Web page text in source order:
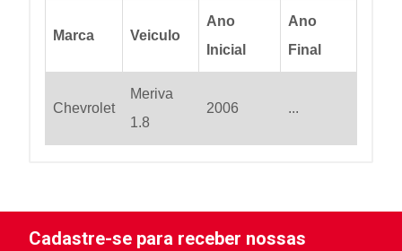
Marca Veiculo
Ano
Inicial
Ano
Final
Chevrolet
Meriva
1.8
2006 ...
Cadastre-se para receber nossas